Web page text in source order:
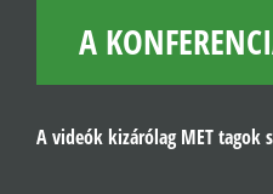
A
A videók kizárólag MET tagok